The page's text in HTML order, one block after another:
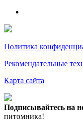
Политика
Рекомендательные
Карта сайта
Подписывайтесь на
питомника!